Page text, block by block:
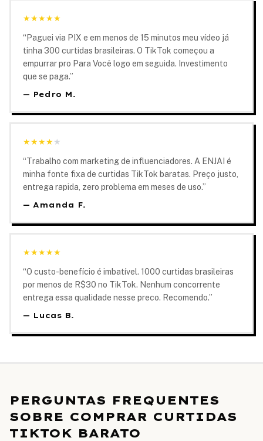
★★★★★
“ Paguei via PIX e em menos de 15 minutos meu vídeo já
tinha 300 curtidas brasileiras. O TikTok começou a
empurrar pro Para Você logo em seguida. Investimento
que se paga.”
— Pedro M.
★★★★★
“Trabalho com marketing de influenciadores. A ENJAI é
minha fonte fixa de curtidas TikTok baratas. Preço justo,
entrega rapida, zero problema em meses de uso.”
— Amanda F.
★★★★★
“O custo-benefício é imbatível. 1000 curtidas brasileiras
por menos de R$30 no TikTok. Nenhum concorrente
entrega essa qualidade nesse preco. Recomendo.”
— Lucas B.
PERGUNTAS FREQUENTES
SOBRE COMPRAR CURTIDAS
TIKTOK BARATO